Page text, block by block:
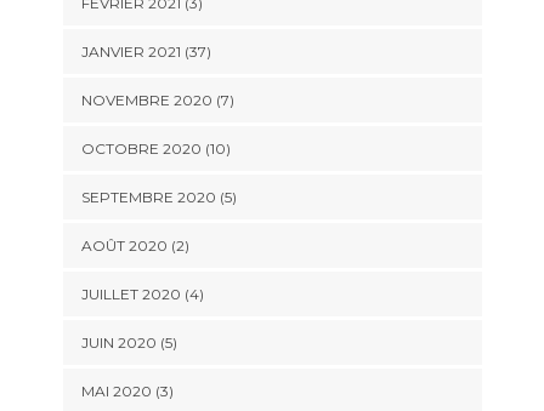
JANVIER 2021 (37)
NOVEMBRE 2020 (7)
OCTOBRE 2020 (10)
SEPTEMBRE 2020 (5)
AOÛT 2020 (2)
JUILLET 2020 (4)
JUIN 2020 (5)
MAI 2020 (3)